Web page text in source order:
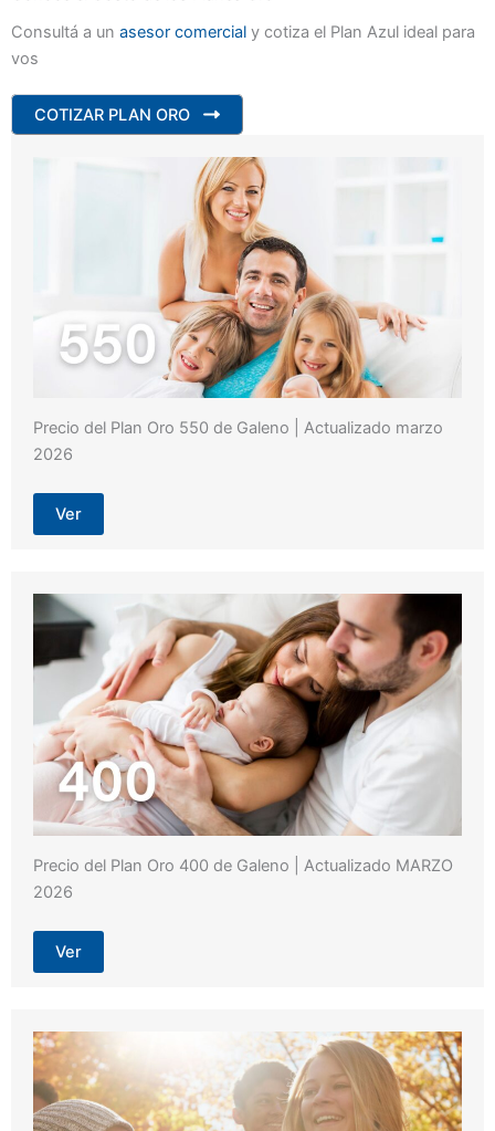
Consultá a un asesor comercial y cotiza el Plan Azul ideal para
vos
COTIZAR PLAN ORO
Precio del Plan Oro 550 de Galeno | Actualizado marzo
2026
Ver
Precio del Plan Oro 400 de Galeno | Actualizado MARZO
2026
Ver